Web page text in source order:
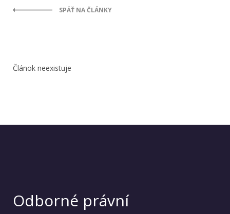
SPÄŤ NA ČLÁNKY
Článok neexistuje
Odborné právní